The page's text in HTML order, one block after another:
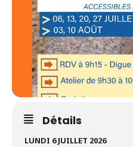
Détails
LUNDI 6 JUILLET 2026